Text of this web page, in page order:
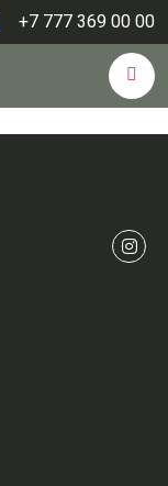
+7 777 369 00 00